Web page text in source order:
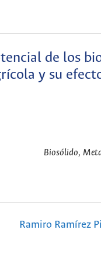
de los
y su
Biosólido,
Ramiro Ramírez